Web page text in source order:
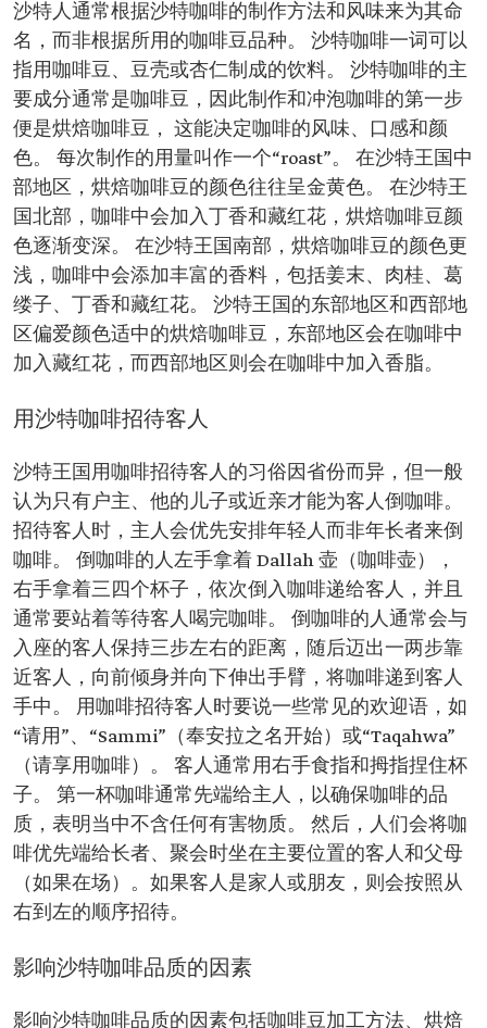
沙特人通常根据沙特咖啡的制作方法和风味来为其命
名，而非根据所用的咖啡豆品种。 沙特咖啡一词可以
指用咖啡豆、豆壳或杏仁制成的饮料。 沙特咖啡的主
要成分通常是咖啡豆，因此制作和冲泡咖啡的第一步
便是烘焙咖啡豆， 这能决定咖啡的风味、口感和颜
色。 每次制作的用量叫作一个“roast”。 在沙特王国中
部地区，烘焙咖啡豆的颜色往往呈金黄色。 在沙特王
国北部，咖啡中会加入丁香和藏红花，烘焙咖啡豆颜
色逐渐变深。 在沙特王国南部，烘焙咖啡豆的颜色更
浅，咖啡中会添加丰富的香料，包括姜末、肉桂、葛
缕子、丁香和藏红花。 沙特王国的东部地区和西部地
区偏爱颜色适中的烘焙咖啡豆，东部地区会在咖啡中
加入藏红花，而西部地区则会在咖啡中加入香脂。
用沙特咖啡招待客人
沙特王国用咖啡招待客人的习俗因省份而异，但一般
认为只有户主、他的儿子或近亲才能为客人倒咖啡。
招待客人时，主人会优先安排年轻人而非年长者来倒
咖啡。 倒咖啡的人左手拿着 Dallah 壶（咖啡壶），
右手拿着三四个杯子，依次倒入咖啡递给客人，并且
通常要站着等待客人喝完咖啡。 倒咖啡的人通常会与
入座的客人保持三步左右的距离，随后迈出一两步靠
近客人，向前倾身并向下伸出手臂，将咖啡递到客人
手中。 用咖啡招待客人时要说一些常见的欢迎语，如
“请用”、“Sammi”（奉安拉之名开始）或“Taqahwa”
（请享用咖啡）。 客人通常用右手食指和拇指捏住杯
子。 第一杯咖啡通常先端给主人，以确保咖啡的品
质，表明当中不含任何有害物质。 然后，人们会将咖
啡优先端给长者、聚会时坐在主要位置的客人和父母
（如果在场）。如果客人是家人或朋友，则会按照从
右到左的顺序招待。
影响沙特咖啡品质的因素
影响沙特咖啡品质的因素包括咖啡豆加工方法、烘焙